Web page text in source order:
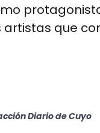
artistas que
Diario de Cuyo